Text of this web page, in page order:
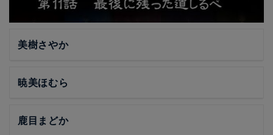
美樹さやか
暁美ほむら
鹿目まどか